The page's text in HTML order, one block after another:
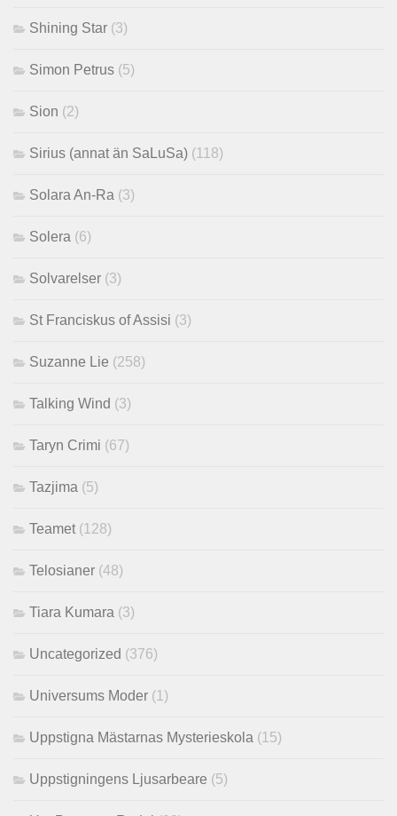
Shining Star (3)
Simon Petrus (5)
Sion (2)
Sirius (annat än SaLuSa) (118)
Solara An-Ra (3)
Solera (6)
Solvarelser (3)
St Franciskus of Assisi (3)
Suzanne Lie (258)
Talking Wind (3)
Taryn Crimi (67)
Tazjima (5)
Teamet (128)
Telosianer (48)
Tiara Kumara (3)
Uncategorized (376)
Universums Moder (1)
Uppstigna Mästarnas Mysterieskola (15)
Uppstigningens Ljusarbeare (5)